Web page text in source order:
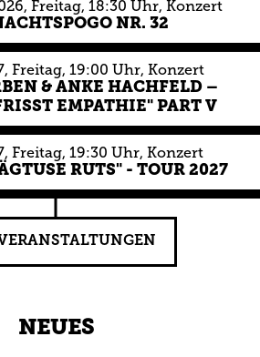
, Freitag, 18:30 Uhr, Konzert
NR. 32
, Freitag, 19:00 Uhr, Konzert
& ANKE HACHFELD –
EMPATHIE" PART V
, Freitag, 19:30 Uhr, Konzert
RUTS" - TOUR 2027
NEUES